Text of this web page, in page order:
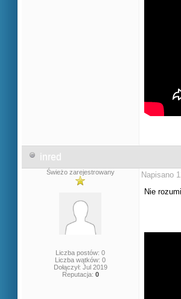
inred
Świeżo zarejestrowany
Liczba postów: 0
Liczba wątków: 0
Dołączył: Jul 2019
Reputacja: 0
Napisano
Nie